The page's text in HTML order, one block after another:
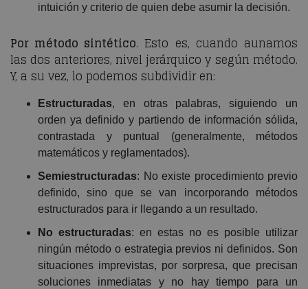
intuición y criterio de quien debe asumir la decisión.
Por método sintético. Esto es, cuando aunamos
las dos anteriores, nivel jerárquico y según método.
Y, a su vez, lo podemos subdividir en:
Estructuradas, en otras palabras, siguiendo un
orden ya definido y partiendo de información sólida,
contrastada y puntual (generalmente, métodos
matemáticos y reglamentados).
Semiestructuradas: No existe procedimiento previo
definido, sino que se van incorporando métodos
estructurados para ir llegando a un resultado.
No estructuradas: en estas no es posible utilizar
ningún método o estrategia previos ni definidos. Son
situaciones imprevistas, por sorpresa, que precisan
soluciones inmediatas y no hay tiempo para un